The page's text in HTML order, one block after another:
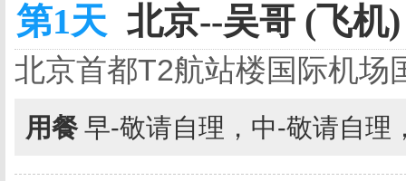
第1天 北京--吴哥 (飞机)
北京首都T2航站楼国际机场
用餐 早-敬请自理，中-敬请自理